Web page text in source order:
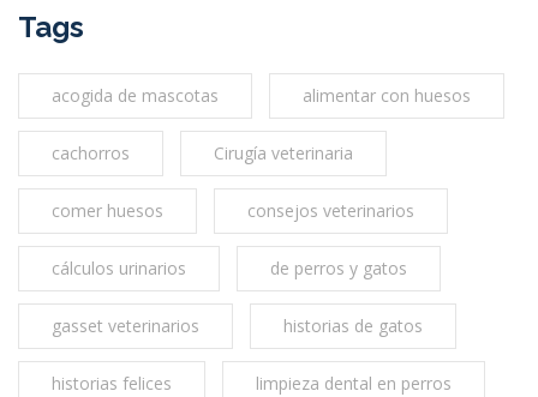
Tags
acogida de mascotas alimentar con huesos
cachorros Cirugía veterinaria
comer huesos consejos veterinarios
cálculos urinarios de perros y gatos
gasset veterinarios historias de gatos
historias felices limpieza dental en perros